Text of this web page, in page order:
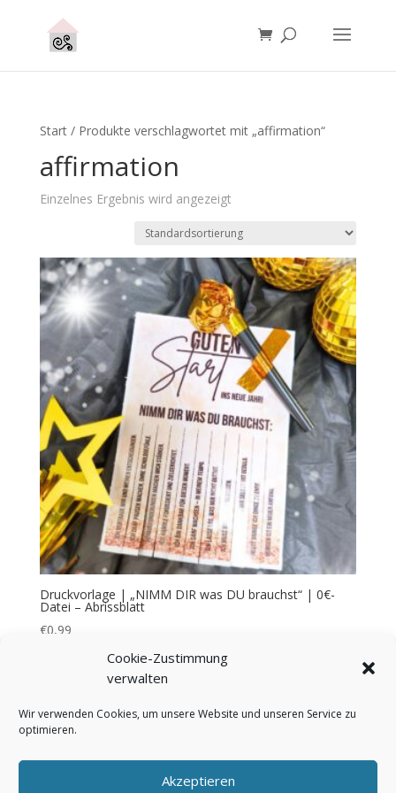
Cookie-Zustimmung
verwalten
Wir verwenden Cookies, um unsere Website und unseren Service zu
optimieren.
Akzeptieren
Start/ Produkte verschlagwortet mit „affirmation“
affirmation
Einzelnes Ergebnis wird angezeigt
Druckvorlage | „NIMM DIR was DU brauchst“ | 0€-
Datei – Abrissblatt
€0,99
Bezahlung & Versand
AGB
Impressum Über mich
Kontakt
Cookie-Richtlinie (EU)